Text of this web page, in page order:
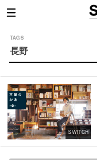
長野
SWITCH